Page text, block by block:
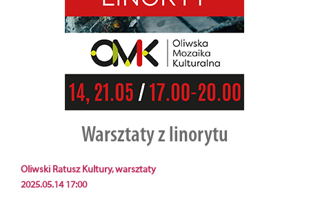
Warsztaty z linorytu
Oliwski Ratusz Kultury, warsztaty
2025.05.14 17:00